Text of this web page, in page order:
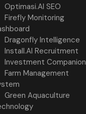
Optimasi.AI SEO
Firefly Monitoring
Dragonfly Intelligence
Install.AI Recruitment
Investment
Farm Management
Green Aquaculture